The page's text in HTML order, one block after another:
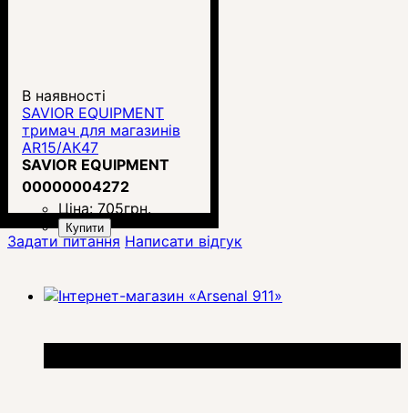
В наявності
SAVIOR EQUIPMENT
тримач для магазинів
AR15/АК47
SAVIOR EQUIPMENT
00000004272
Ціна: 705грн.
Купити
Задати питання Написати відгук